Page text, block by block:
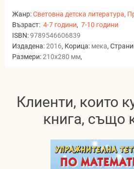
Жанр:Световна детска литература,
Възраст: 4-7 години, 7-10 години
ISBN:9789546606839
Издадена:2016, Корица: мека,
Размери:210x280 мм,
Клиенти, които
книга, също